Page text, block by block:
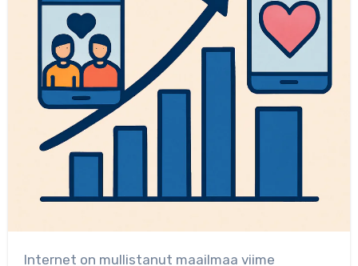
Internet on mullistanut maailmaa viime